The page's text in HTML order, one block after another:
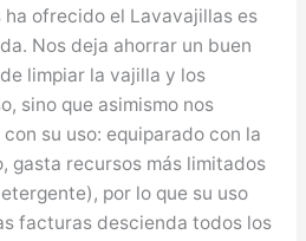
ha ofrecido el Lavavajillas es
Nos deja ahorrar un buen
limpiar la vajilla y los
sino que asimismo nos
su uso: equiparado con la
gasta recursos más limitados
por lo que su uso
facturas descienda todos los